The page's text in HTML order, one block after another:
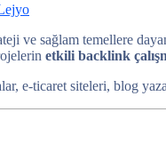
ve sağlam temellere
etkili backlink
e-ticaret siteleri, blog